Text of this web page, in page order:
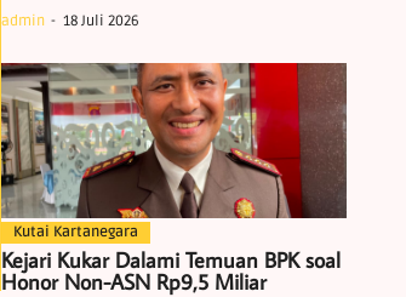
admin 18 Juli 2026
Kutai Kartanegara
Kejari Kukar Dalami Temuan BPK soal
Honor Non-ASN Rp9,5 Miliar